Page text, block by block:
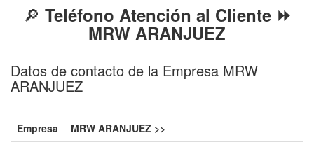
🔎 Teléfono Atención al Cliente ⏩
MRW ARANJUEZ
Datos de contacto de la Empresa MRW
ARANJUEZ
Empresa
MRW ARANJUEZ >>